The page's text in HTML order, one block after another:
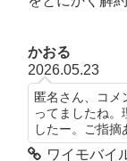
かおる
2026.05.23
匿名さん、コメ
ってましたね。
したー。ご指摘
ワイモバイ